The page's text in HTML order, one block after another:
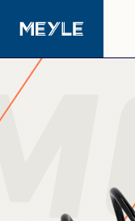
Produtos
Oficinas